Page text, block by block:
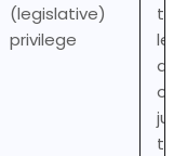
(legislative)
privilege